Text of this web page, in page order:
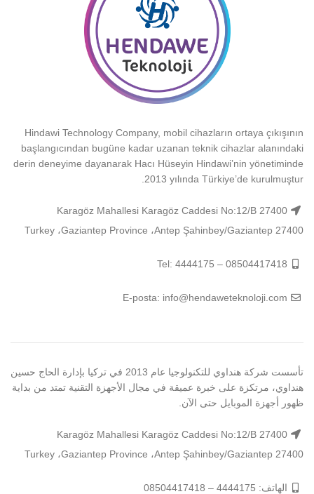
Hindawi Technology Company, mobil cihazların ortaya çıkışının
başlangıcından bugüne kadar uzanan teknik cihazlar alanındaki
derin deneyime dayanarak Hacı Hüseyin Hindawi’nin yönetiminde
2013 yılında Türkiye’de kurulmuştur.
Karagöz Mahallesi Karagöz Caddesi No:12/B 27400
Şahinbey/Gaziantep 27400 ‏‎Antep‎‏، ‏‎Gaziantep Province‎‏، ‏‎Turkey‎
تأسست شركة هنداوي للتكنولوجيا عام 2013 في تركيا بإدارة الحاج حسين
هنداوي، مرتكزة على خبرة عميقة في مجال الأجهزة التقنية تمتد من بداية
ظهور أجهزة الموبايل حتى الآن.
Karagöz Mahallesi Karagöz Caddesi No:12/B 27400
Şahinbey/Gaziantep 27400 ‏‎Antep‎‏، ‏‎Gaziantep Province‎‏، ‏‎Turkey‎
الهاتف: 4444175 – 08504417418